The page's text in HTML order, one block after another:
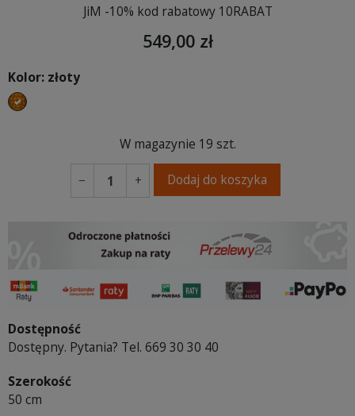
JiM -10% kod rabatowy 10RABAT
549,00 zł
Kolor: złoty
złoty
W magazynie 19 szt.
− + Dodaj do koszyka
Dostępność
Dostępny. Pytania? Tel. 669 30 30 40
Szerokość
50 cm